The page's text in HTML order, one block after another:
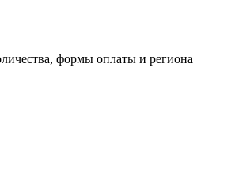
формы оплаты и региона